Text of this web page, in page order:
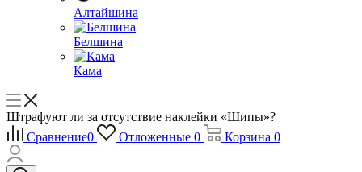
Алтайшина
Белшина
Кама
Штрафуют ли за отсутствие наклейки «Шипы»?
Сравнение0 Отложенные 0 Корзина 0